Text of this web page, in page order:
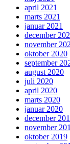
april 2021
marts 2021
januar 2021
december
november
oktober 2020
september
august 2020
juli 2020
april 2020
marts 2020
januar 2020
december
november
oktober 2019